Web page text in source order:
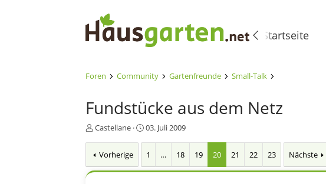
Startseite
Foren Community Gartenfreunde Small-Talk
Fundstücke aus dem Netz
E
t
e
Castellane
E
e
03. Juli 2009
Vorherige 1 … 18 19 20 21 22 23 Nächste